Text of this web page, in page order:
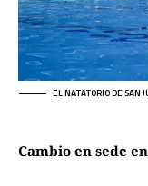
EL NATATORIO DE SAN
Cambio en sede